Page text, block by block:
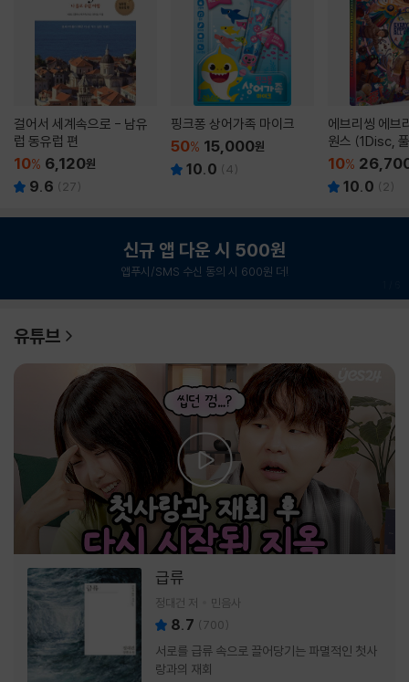
걸어서 세계속으로 - 남유
럽 동유럽 편
10% 6,120원
9.6 ( 27)
핑크퐁 상어가족 마이크
50% 15,000원
10.0 (4)
에브리씽 에브
원스 (1Disc,
판) : 블루레이
10%
10.0 ( 2)
신규 앱 다운 시 500원
앱푸시/SMS 수신 동의 시 600원 더!
유튜브
급류
정대건 저 민음사
8.7 (700)
서로를 급류 속으로 끌어당기는 파멸적인 첫사
랑과의 재회